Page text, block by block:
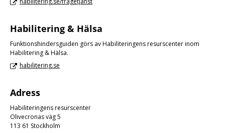
Habilitering & Hälsa
Funktionshindersguiden görs av Habiliteringens resurscenter inom
Habilitering & Hälsa.
habilitering.se
Adress
Habiliteringens resurscenter
Olivecronas väg 5
113 61 Stockholm